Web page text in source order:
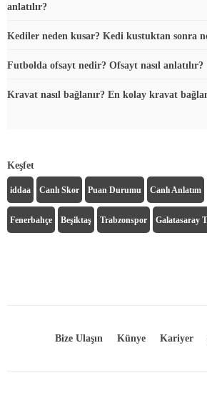
anlatılır?
Kediler neden kusar? Kedi kustuktan sonra
Futbolda ofsayt nedir? Ofsayt nasıl anlatılır?
Kravat nasıl bağlanır? En kolay kravat
Keşfet
iddaa Canlı Skor Puan Durumu Canlı Anlatım
Fenerbahçe Beşiktaş Trabzonspor Galatasaray
Bize Ulaşın Künye Kariyer